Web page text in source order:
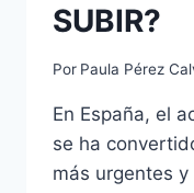
SUBIR?
Por Paula Pérez
En España, el
se ha
más urgentes